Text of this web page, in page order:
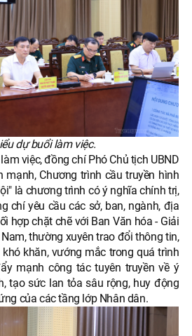
dự buổi làm việc.
việc, đồng chí Phó Chủ tịch UBND
mạnh, Chương trình cầu truyền hình
là chương trình có ý nghĩa chính trị,
chí yêu cầu các sở, ban, ngành, địa
hợp chặt chẽ với Ban Văn hóa - Giải
thường xuyên trao đổi thông tin,
khăn, vướng mắc trong quá trình
mạnh công tác tuyên truyền về ý
tạo sức lan tỏa sâu rộng, huy động
của các tầng lớp Nhân dân.